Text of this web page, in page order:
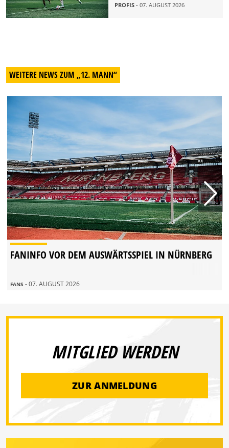
PROFIS - 07. AUGUST 2026
WEITERE NEWS ZUM „12. MANN“
FANINFO VOR DEM AUSWÄRTSSPIEL IN NÜRNBERG
FANS - 07. AUGUST 2026
MITGLIED WERDEN
ZUR ANMELDUNG